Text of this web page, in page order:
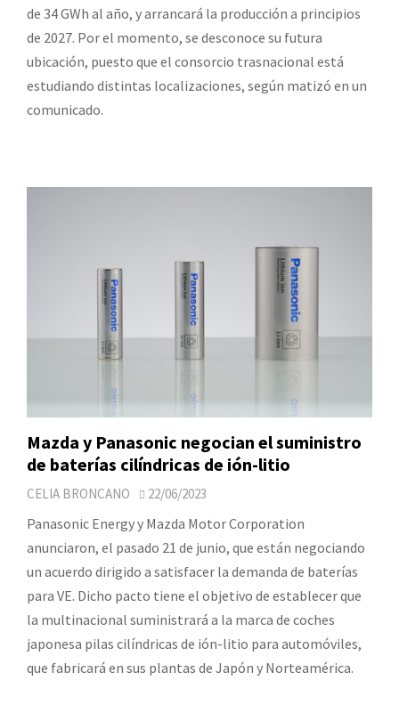
de 34 GWh al año, y arrancará la producción a principios
de 2027. Por el momento, se desconoce su futura
ubicación, puesto que el consorcio trasnacional está
estudiando distintas localizaciones, según matizó en un
comunicado.
Mazda y Panasonic negocian el suministro
de baterías cilíndricas de ión-litio
CELIA BRONCANO 22/06/2023
Panasonic Energy y Mazda Motor Corporation
anunciaron, el pasado 21 de junio, que están negociando
un acuerdo dirigido a satisfacer la demanda de baterías
para VE. Dicho pacto tiene el objetivo de establecer que
la multinacional suministrará a la marca de coches
japonesa pilas cilíndricas de ión-litio para automóviles,
que fabricará en sus plantas de Japón y Norteamérica.